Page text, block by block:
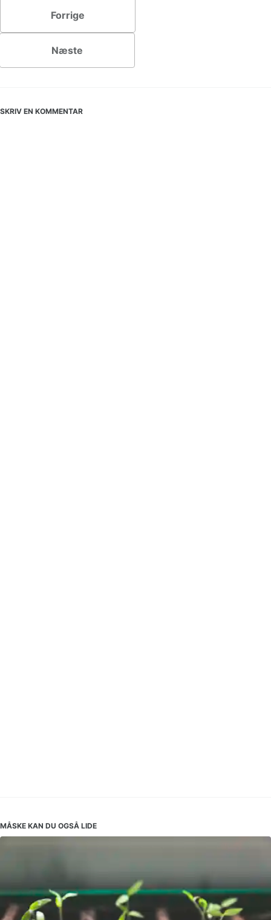
Forrige
Næste
SKRIV EN KOMMENTAR
MÅSKE KAN DU OGSÅ LIDE